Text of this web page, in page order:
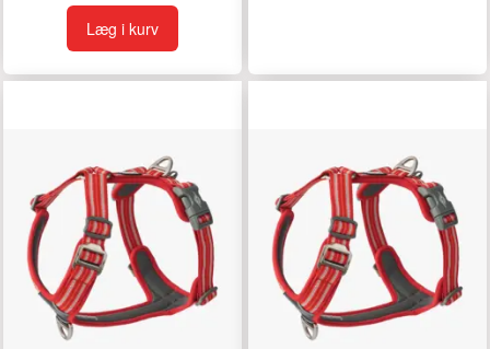
Læg i kurv